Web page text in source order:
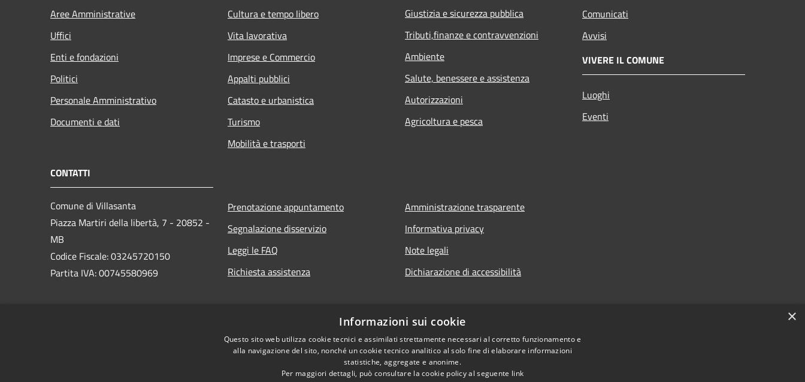
Aree Amministrative
Uffici
Enti e fondazioni
Politici
Personale Amministrativo
Documenti e dati
Cultura e tempo libero
Vita lavorativa
Imprese e Commercio
Appalti pubblici
Catasto e urbanistica
Turismo
Mobilità e trasporti
Giustizia e sicurezza pubblica
Tributi,finanze e contravvenzioni
Ambiente
Salute, benessere e assistenza
Autorizzazioni
Agricoltura e pesca
Comunicati
Avvisi
VIVERE IL COMUNE
Luoghi
Eventi
CONTATTI
Comune di Villasanta
Piazza Martiri della libertà, 7 - 20852 -
MB
Codice Fiscale: 03245720150
Partita IVA: 00745580969
Prenotazione appuntamento
Segnalazione disservizio
Leggi le FAQ
Richiesta assistenza
Amministrazione trasparente
Informativa privacy
Note legali
Dichiarazione di accessibilità
×
Informazioni sui cookie
Questo sito web utilizza cookie tecnici e assimilati strettamente necessari al corretto funzionamento e
alla navigazione del sito, nonché un cookie tecnico analitico al solo fine di elaborare informazioni
statistiche, aggregate e anonime.
Per maggiori dettagli, può consultare la cookie policy al seguente link